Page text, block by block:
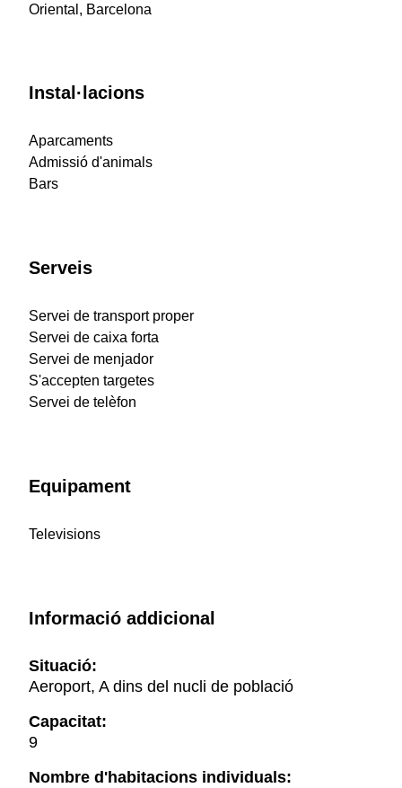
Oriental, Barcelona
Instal·lacions
Aparcaments
Admissió d'animals
Bars
Serveis
Servei de transport proper
Servei de caixa forta
Servei de menjador
S'accepten targetes
Servei de telèfon
Equipament
Televisions
Informació addicional
Situació:
Aeroport, A dins del nucli de població
Capacitat:
9
Nombre d'habitacions individuals: